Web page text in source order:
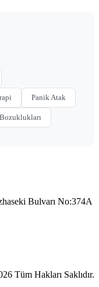
Panik Atak
Bulvarı No:374A
Tüm Hakları Saklıdır.